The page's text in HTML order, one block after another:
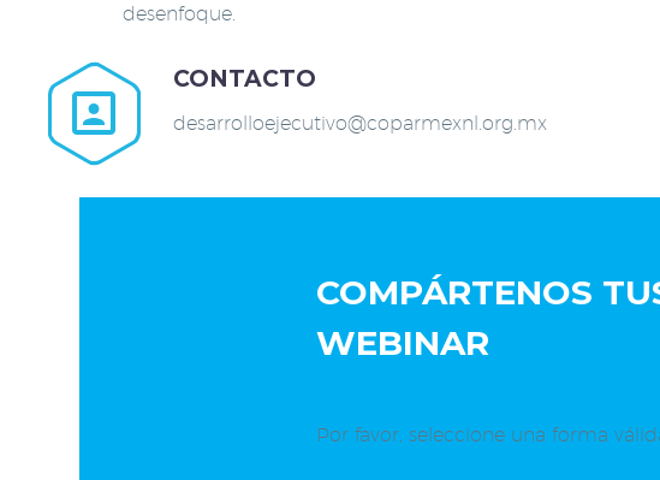
desenfoque.


CONTACTO
desarrolloejecutivo@coparmexnl.org.mx
COMPÁRTENOS
WEBINAR
Por favor, seleccione una forma